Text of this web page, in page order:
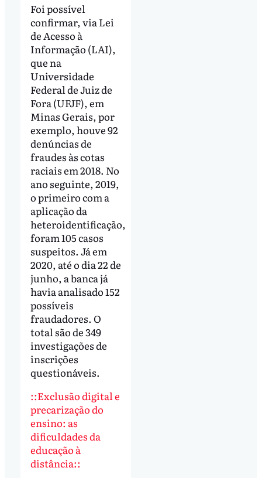
Foi possível
confirmar, via Lei
de Acesso à
Informação (LAI),
que na
Universidade
Federal de Juiz de
Fora (UFJF), em
Minas Gerais, por
exemplo, houve 92
denúncias de
fraudes às cotas
raciais em 2018. No
ano seguinte, 2019,
o primeiro com a
aplicação da
heteroidentificação,
foram 105 casos
suspeitos. Já em
2020, até o dia 22 de
junho, a banca já
havia analisado 152
possíveis
fraudadores. O
total são de 349
investigações de
inscrições
questionáveis.
::Exclusão digital e
precarização do
ensino: as
dificuldades da
educação à
distância::